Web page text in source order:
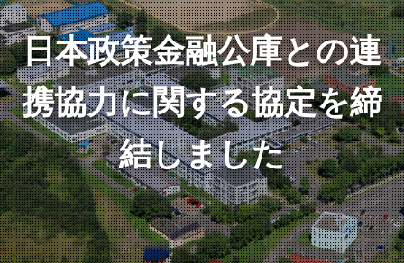
日本政策金融公庫との連
携協力に関する協定を締
結しました